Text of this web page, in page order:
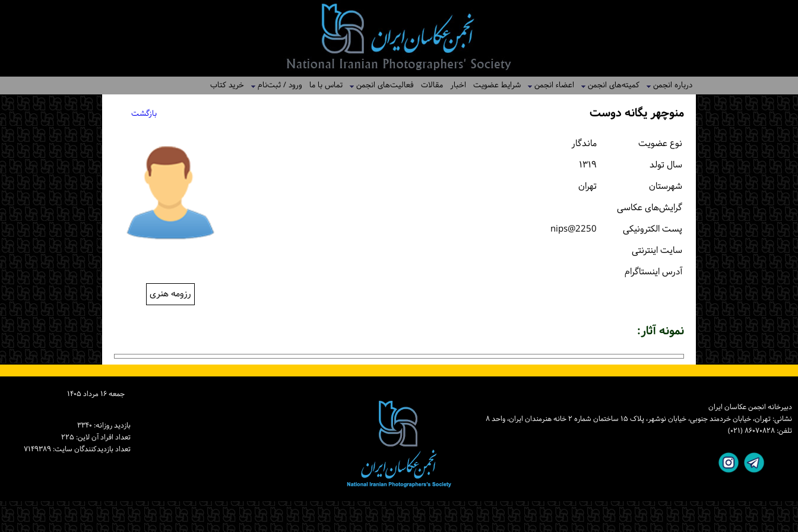
درباره انجمن کمیته‌های انجمن اعضاء انجمن شرایط عضویت اخبار مقالات فعالیت‌های انجمن تماس با ما ورود / ثبت‌نام خرید کتاب
منوچهر یگانه دوست بازگشت
رزومه هنری
نوع عضویت
ماندگار
سال تولد
۱۳۱۹
شهرستان
تهران
گرایش‌های عکاسی
پست الكترونیكی
2250@nips
سایت اینترنتی
آدرس اینستاگرام
نمونه آثار:
جمعه ۱۶ مرداد ۱۴۰۵
بازدید روزانه: ۳۳۴۰
تعداد افراد آن لاین: ۲۲۵
تعداد بازدیدكنندگان سایت: ۷۱۴۹۳۸۹
دبیرخانه انجمن عکاسان ایران
نشانی: تهران، خیابان خردمند جنوبی، خیابان نوشهر، پلاک ۱۵ ساختمان شماره ۲ خانه هنرمندان ایران، واحد ۸
تلفن: ۸۶۰۷۰۸۲۸ (۰۲۱)